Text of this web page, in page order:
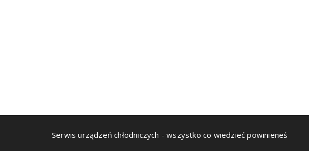
Serwis urządzeń chłodniczych - wszystko co wiedzieć powinieneś